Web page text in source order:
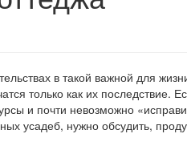
в такой важной для
только как их последствие.
и почти невозможно
усадеб, нужно обсудить,